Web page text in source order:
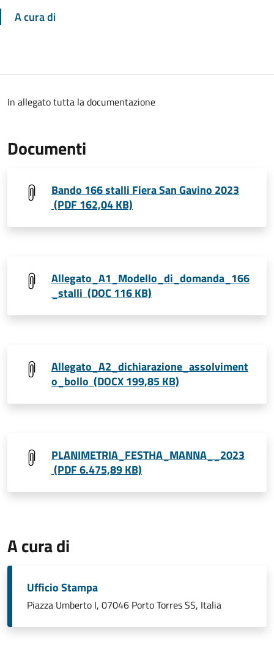
A cura di
In allegato tutta la documentazione
Documenti
Bando 166 stalli Fiera San Gavino 2023
(PDF 162,04 KB)
Allegato_A1_Modello_di_domanda_166
_stalli (DOC 116 KB)
Allegato_A2_dichiarazione_assolviment
o_bollo (DOCX 199,85 KB)
PLANIMETRIA_FESTHA_MANNA__2023
(PDF 6.475,89 KB)
A cura di
Ufficio Stampa
Piazza Umberto I, 07046 Porto Torres SS, Italia